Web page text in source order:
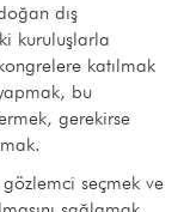
dış
kuruluşlarla
katılmak
bu
gerekirse
seçmek ve